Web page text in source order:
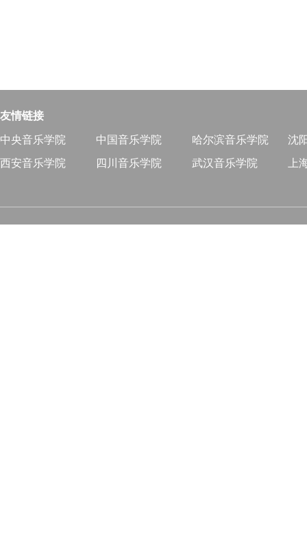
友情链接
中央音乐学院 中国音乐学院 哈尔滨音乐学院
沈
西安音乐学院
四川音乐学院 武汉音乐学院 上